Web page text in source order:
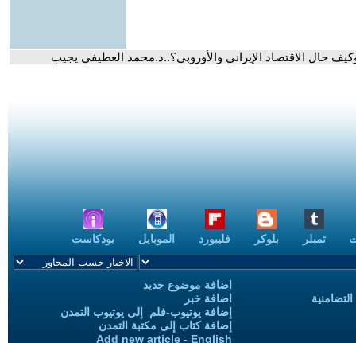
حال الاقتصاد الإيراني والأوروبي؟..د.محمد العطيفي يجيب
تمبلر بلوكر فليبورد الموبايل بودكاست
اضافة موضوع جديد
اضافة خبر
إضافة يوتيوب-فلم إلى يوتيوب التمدن
إضافة كتاب إلى مكتبة التمدن
Add new article - English